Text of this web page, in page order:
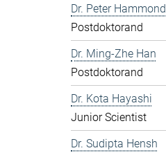
Dr. Peter Hammond
Postdoktorand
Dr. Ming-Zhe Han
Postdoktorand
Dr. Kota Hayashi
Junior Scientist
Dr. Sudipta Hensh